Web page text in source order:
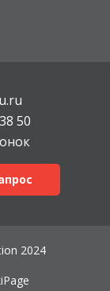
50
2024